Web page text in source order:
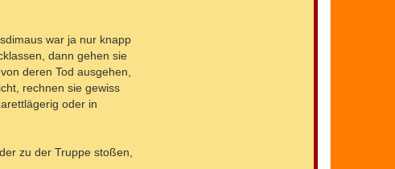
war ja nur knapp
dann gehen sie
deren Tod ausgehen,
rechnen sie gewiss
oder in
zu der Truppe stoßen,